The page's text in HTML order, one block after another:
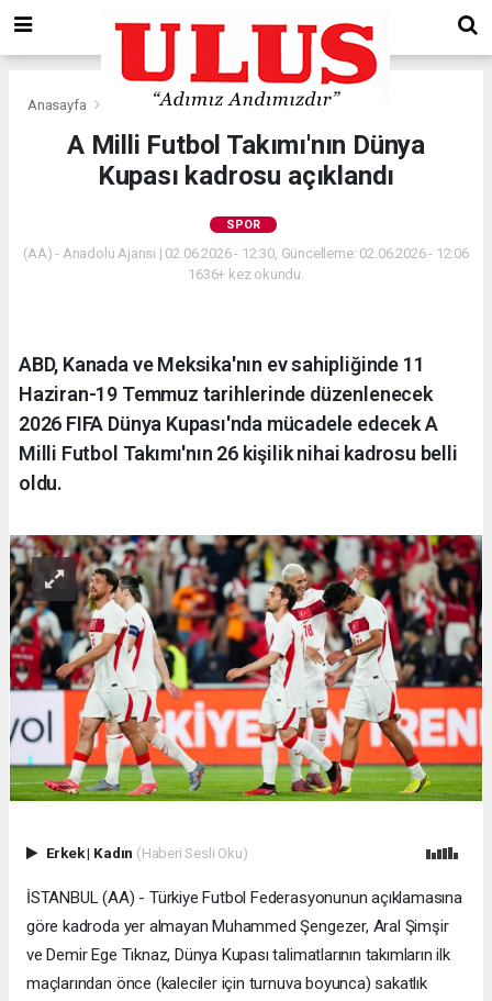
Anasayfa
A Milli Futbol Takımı'nın Dünya
Kupası kadrosu açıklandı
SPOR
(AA) - Anadolu Ajansı | 02.06.2026 - 12:30, Güncelleme: 02.06.2026 - 12:06
1636+ kez okundu.
ABD, Kanada ve Meksika'nın ev sahipliğinde 11
Haziran-19 Temmuz tarihlerinde düzenlenecek
2026 FIFA Dünya Kupası'nda mücadele edecek A
Milli Futbol Takımı'nın 26 kişilik nihai kadrosu belli
oldu.
Erkek| Kadın (Haberi Sesli Oku)
İSTANBUL (AA) - Türkiye Futbol Federasyonunun açıklamasına
göre kadroda yer almayan Muhammed Şengezer, Aral Şimşir
ve Demir Ege Tıknaz, Dünya Kupası talimatlarının takımların ilk
maçlarından önce (kaleciler için turnuva boyunca) sakatlık